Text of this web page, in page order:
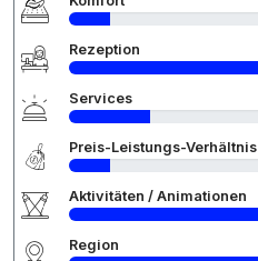
Rezeption
Services
Preis-Leistungs-Verhältnis
Aktivitäten / Animationen
Region